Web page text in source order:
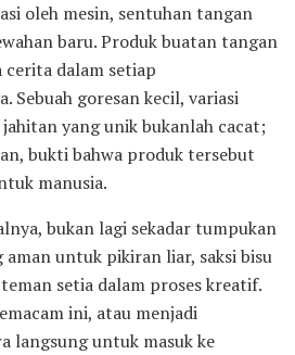
oleh mesin, sentuhan tangan
baru. Produk buatan tangan
cerita dalam setiap
Sebuah goresan kecil, variasi
yang unik bukanlah cacat;
bukti bahwa produk tersebut
manusia.
bukan lagi sekadar tumpukan
aman untuk pikiran liar, saksi bisu
setia dalam proses kreatif.
ini, atau menjadi
langsung untuk masuk ke